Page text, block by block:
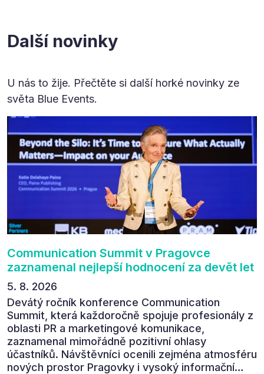
Další novinky
U nás to žije. Přečtěte si další horké novinky ze
světa Blue Events.
Communication Summit v Pragovce
zaznamenal nejlepší hodnocení za devět let
5. 8. 2026
Devátý ročník konference Communication
Summit, která každoročně spojuje profesionály z
oblasti PR a marketingové komunikace,
zaznamenal mimořádně pozitivní ohlasy
účastníků. Návštěvníci ocenili zejména atmosféru
nových prostor Pragovky i vysoký informační